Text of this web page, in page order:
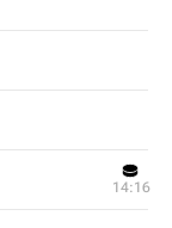
14:16